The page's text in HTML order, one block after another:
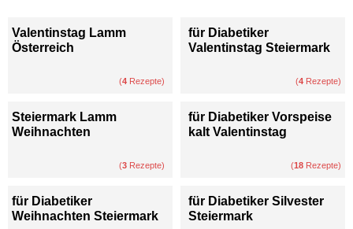
Valentinstag Lamm
Österreich
(4 Rezepte)
für Diabetiker
Valentinstag Steiermark
(4 Rezepte)
Steiermark Lamm
Weihnachten
(3 Rezepte)
für Diabetiker Vorspeise
kalt Valentinstag
(18 Rezepte)
für Diabetiker
Weihnachten Steiermark
für Diabetiker Silvester
Steiermark